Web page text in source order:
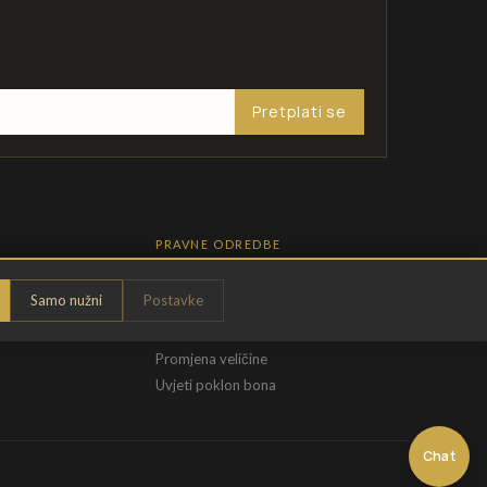
Chat
Samo nužni Postavke
Pretplati se
PRAVNE ODREDBE
Pravila privatnosti
Opći uvjeti
Promjena veličine
Uvjeti poklon bona